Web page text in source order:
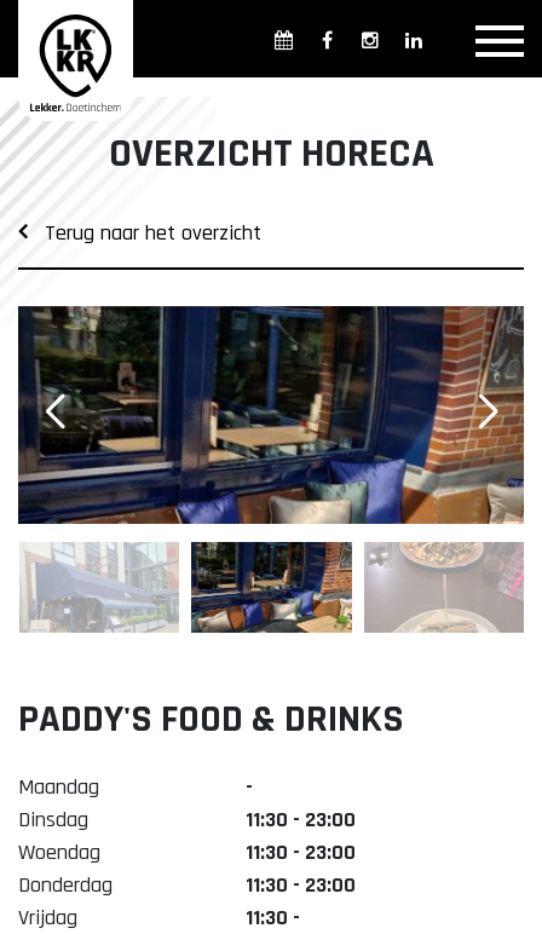
Overzicht winkels
Openingsdagen en -tijden
Weekmarkten
Overzicht Cultuur & Musea
Parkeren in Doetinchem
Openbaar vervoer
Gratis Shuttle
FAQ
Organisatie Binnenstadbedrijf Doetinchem
OVERZICHT HORECA
Terug naar het overzicht
PADDY'S FOOD & DRINKS
Maandag
-
Dinsdag
11:30 - 23:00
Woendag
11:30 - 23:00
Donderdag
11:30 - 23:00
Vrijdag
11:30 -